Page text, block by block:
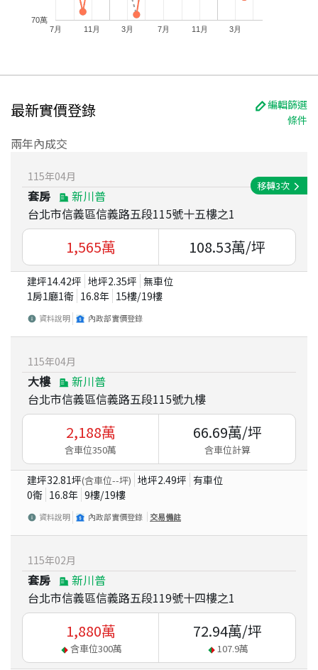
7月 11月 3月 7月 11月 3月
70萬
最新實價登錄
編輯篩選
條件
兩年內成交
115年04月
套房
新川普
台北市信義區信義路五段115號十五樓之1
移轉3次
1,565萬 108.53萬/坪
建坪14.42坪 地坪2.35坪 無車位
1房1廳1衛 16.8年 15樓/19樓
資料說明 內政部實價登錄
115年04月
大樓
新川普
台北市信義區信義路五段115號九樓
2,188萬
含車位350萬
66.69萬/坪
含車位計算
建坪32.81坪(含車位--坪) 地坪2.49坪 有車位
0衛 16.8年 9樓/19樓
資料說明 內政部實價登錄 交易備註
115年02月
套房
新川普
台北市信義區信義路五段119號十四樓之1
1,880萬
含車位300萬
72.94萬/坪
107.9萬